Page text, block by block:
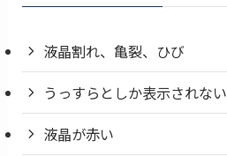
液晶割れ、亀裂、ひび
うっすらとしか表示されない
液晶が赤い